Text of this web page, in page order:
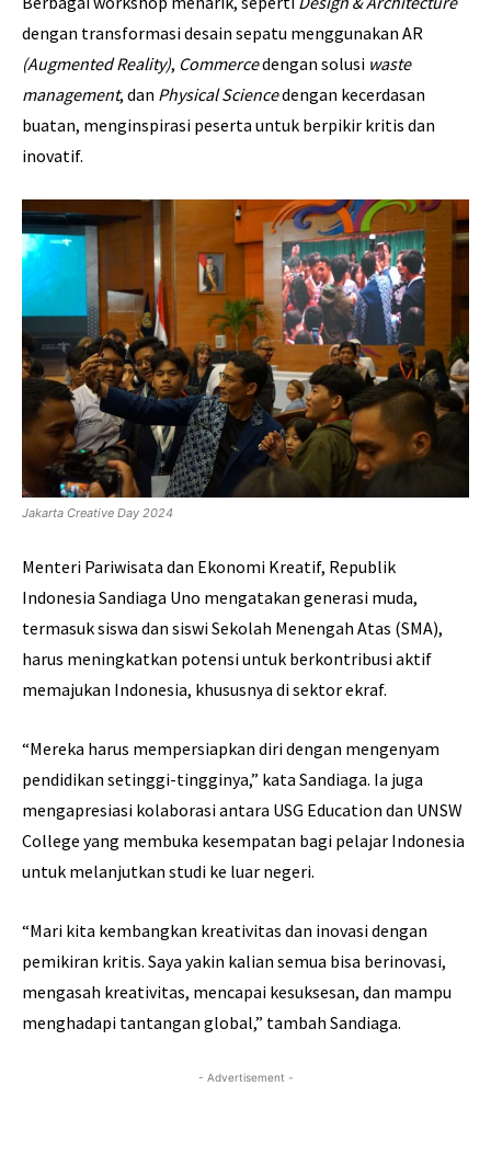
dengan transformasi desain sepatu menggunakan AR
(Augmented Reality), Commercedengan solusi waste
management, dan Physical Sciencedengan kecerdasan
buatan, menginspirasi peserta untuk berpikir kritis dan
inovatif.
Jakarta Creative Day 2024
Menteri Pariwisata dan Ekonomi Kreatif, Republik
Indonesia Sandiaga Uno mengatakan generasi muda,
termasuk siswa dan siswi Sekolah Menengah Atas (SMA),
harus meningkatkan potensi untuk berkontribusi aktif
memajukan Indonesia, khususnya di sektor ekraf.
“Mereka harus mempersiapkan diri dengan mengenyam
pendidikan setinggi-tingginya,” kata Sandiaga. Ia juga
mengapresiasi kolaborasi antara USG Education dan UNSW
College yang membuka kesempatan bagi pelajar Indonesia
untuk melanjutkan studi ke luar negeri.
“Mari kita kembangkan kreativitas dan inovasi dengan
pemikiran kritis. Saya yakin kalian semua bisa berinovasi,
mengasah kreativitas, mencapai kesuksesan, dan mampu
menghadapi tantangan global,” tambah Sandiaga.
- Advertisement -